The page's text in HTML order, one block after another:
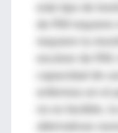
este tipo de
capacidad de
enfermos en el
no es factible,